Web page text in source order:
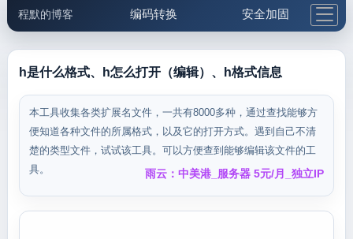
程默的博客 编码转换 安全加固
邮件工具 生活便民 更多工具
5.1支付宝大红包
h是什么格式、h怎么打开（编辑）、h格式信息
本工具收集各类扩展名文件，一共有8000多种，通过查找能够方
便知道各种文件的所属格式，以及它的打开方式。遇到自己不清
楚的类型文件，试试该工具。可以方便查到能够编辑该文件的工
具。
雨云：中美港_服务器 5元/月_独立IP